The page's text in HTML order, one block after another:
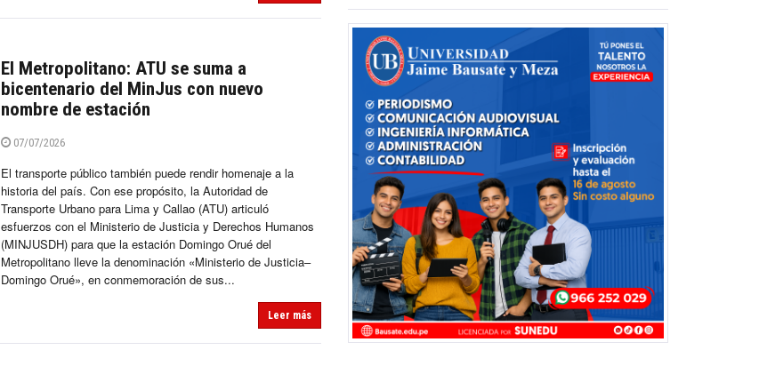
El Metropolitano: ATU se suma a
bicentenario del MinJus con nuevo
nombre de estación
07/07/2026
El transporte público también puede rendir homenaje a la
historia del país. Con ese propósito, la Autoridad de
Transporte Urbano para Lima y Callao (ATU) articuló
esfuerzos con el Ministerio de Justicia y Derechos Humanos
(MINJUSDH) para que la estación Domingo Orué del
Metropolitano lleve la denominación «Ministerio de Justicia–
Domingo Orué», en conmemoración de sus...
Leer más